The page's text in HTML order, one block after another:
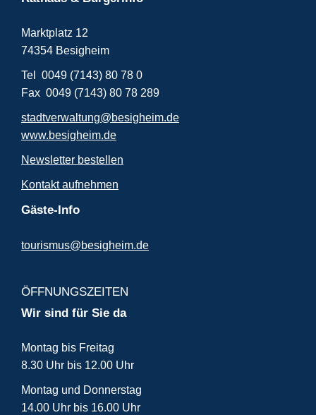
Marktplatz 12
74354 Besigheim
Tel 0049 (7143) 80 78 0
Fax 0049 (7143) 80 78 289
stadtverwaltung@besigheim.de
www.besigheim.de
Newsletter bestellen
Kontakt aufnehmen
Gäste-Info
tourismus@besigheim.de
ÖFFNUNGSZEITEN
Wir sind für Sie da
Montag bis Freitag
8.30 Uhr bis 12.00 Uhr
Montag und Donnerstag
14.00 Uhr bis 16.00 Uhr